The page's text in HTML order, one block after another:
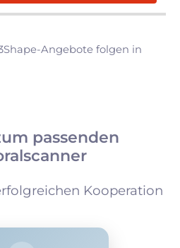
Angebote folgen in
passenden
Kooperation